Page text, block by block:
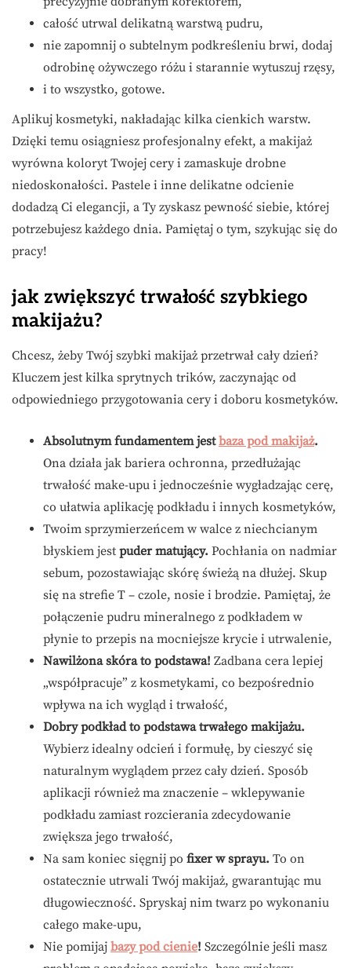
całość utrwal delikatną warstwą pudru,
nie zapomnij o subtelnym podkreśleniu brwi, dodaj
odrobinę ożywczego różu i starannie wytuszuj rzęsy,
i to wszystko, gotowe.
Aplikuj kosmetyki, nakładając kilka cienkich warstw.
Dzięki temu osiągniesz profesjonalny efekt, a makijaż
wyrówna koloryt Twojej cery i zamaskuje drobne
niedoskonałości. Pastele i inne delikatne odcienie
dodadzą Ci elegancji, a Ty zyskasz pewność siebie, której
potrzebujesz każdego dnia. Pamiętaj o tym, szykując się do
pracy!
jak zwiększyć trwałość szybkiego
makijażu?
Chcesz, żeby Twój szybki makijaż przetrwał cały dzień?
Kluczem jest kilka sprytnych trików, zaczynając od
odpowiedniego przygotowania cery i doboru kosmetyków.
Absolutnym fundamentem jestbaza pod makijaż.
Ona działa jak bariera ochronna, przedłużając
trwałość make-upu i jednocześnie wygładzając cerę,
co ułatwia aplikację podkładu i innych kosmetyków,
Twoim sprzymierzeńcem w walce z niechcianym
błyskiem jest puder matujący. Pochłania on nadmiar
sebum, pozostawiając skórę świeżą na dłużej. Skup
się na strefie T – czole, nosie i brodzie. Pamiętaj, że
połączenie pudru mineralnego z podkładem w
płynie to przepis na mocniejsze krycie i utrwalenie,
Nawilżona skóra to podstawa! Zadbana cera lepiej
„współpracuje” z kosmetykami, co bezpośrednio
wpływa na ich wygląd i trwałość,
Dobry podkład to podstawa trwałego makijażu.
Wybierz idealny odcień i formułę, by cieszyć się
naturalnym wyglądem przez cały dzień. Sposób
aplikacji również ma znaczenie – wklepywanie
podkładu zamiast rozcierania zdecydowanie
zwiększa jego trwałość,
Na sam koniec sięgnij po fixer w sprayu. To on
ostatecznie utrwali Twój makijaż, gwarantując mu
długowieczność. Spryskaj nim twarz po wykonaniu
całego make-upu,
Nie pomijaj bazy pod cienie! Szczególnie jeśli masz